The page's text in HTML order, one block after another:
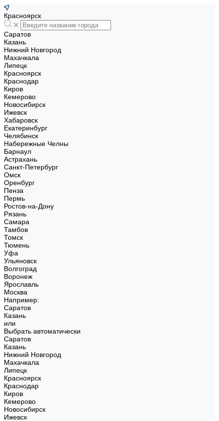
Красноярск
Саратов
Казань
Нижний Новгород
Махачкала
Липецк
Красноярск
Краснодар
Киров
Кемерово
Новосибирск
Ижевск
Хабаровск
Екатеринбург
Челябинск
Набережные Челны
Барнаул
Астрахань
Санкт-Петербург
Омск
Оренбург
Пенза
Пермь
Ростов-на-Дону
Рязань
Самара
Тамбов
Томск
Тюмень
Уфа
Ульяновск
Волгоград
Воронеж
Ярославль
Москва
Например:
Саратов
Казань
или
Выбрать автоматически
Саратов
Казань
Нижний Новгород
Махачкала
Липецк
Красноярск
Краснодар
Киров
Кемерово
Новосибирск
Ижевск